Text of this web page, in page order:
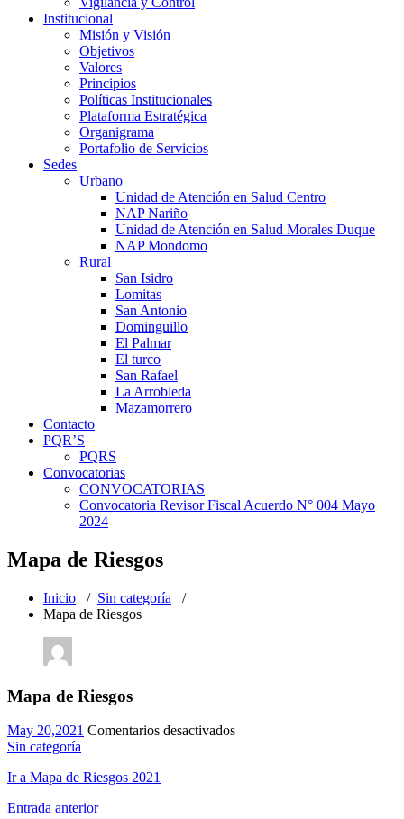
Institucional
Misión y Visión
Objetivos
Valores
Principios
Políticas Institucionales
Plataforma Estratégica
Organigrama
Portafolio de Servicios
Sedes
Urbano
Unidad de Atención en Salud Centro
NAP Nariño
Unidad de Atención en Salud Morales Duque
NAP Mondomo
Rural
San Isidro
Lomitas
San Antonio
Dominguillo
El Palmar
El turco
San Rafael
La Arrobleda
Mazamorrero
Contacto
PQR’S
PQRS
Convocatorias
CONVOCATORIAS
Convocatoria Revisor Fiscal Acuerdo N° 004 Mayo
2024
Mapa de Riesgos
Inicio / Sin categoría /
Mapa de Riesgos
Mapa de Riesgos
May 20,2021 Comentarios desactivadosen
Sin categoría
Ir a Mapa de Riesgos 2021
Entrada anterior